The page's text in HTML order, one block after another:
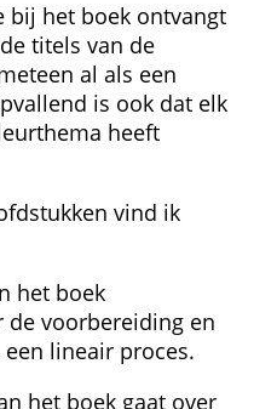
bij het boek ontvangt
titels van de
al als een
is ook dat elk
heeft
vind ik
het boek
voorbereiding en
lineair proces.
het boek gaat over